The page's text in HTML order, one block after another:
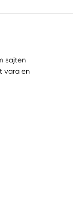
sajten
vara en